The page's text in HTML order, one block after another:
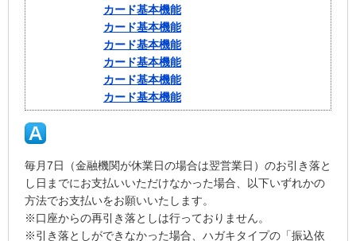
カード基本機能
カード基本機能
カード基本機能
カード基本機能
カード基本機能
カード基本機能
毎月7日（金融機関が休業日の場合は翌営業日）のお引き落と
し日までにお支払いいただけなかった場合、以下いずれかの
方法でお支払いをお願いいたします。
※口座からの再引き落としは行っておりません。
※引き落としができなかった場合、ハガキタイプの「振込依